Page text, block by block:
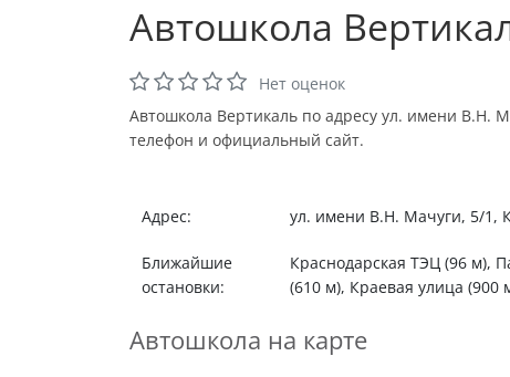
Автошкола
Нет оценок
Автошкола Вертикаль по адресу ул. имени В.Н.
телефон и официальный сайт.
Адрес: ул. имени В.Н. Мачуги, 5/1,
Ближайшие
остановки:
Краснодарская ТЭЦ (96 м),
(610 м), Краевая улица (900
Автошкола на карте